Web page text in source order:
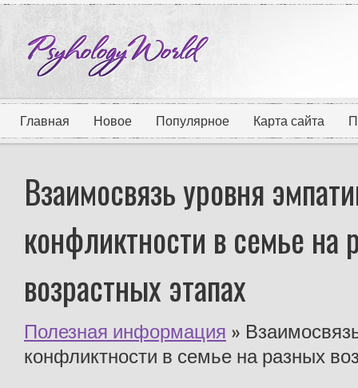
Главная Новое Популярное Карта сайта
Взаимосвязь уровня
конфликтности в семье на
возрастных этапах
Полезная информация »
конфликтности в семье на разных